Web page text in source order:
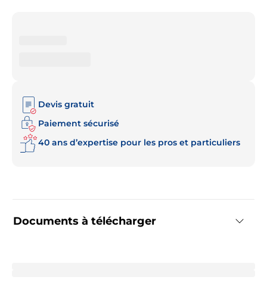
Documents à télécharger
Devis gratuit
Paiement sécurisé
40 ans d’expertise pour les pros et particuliers